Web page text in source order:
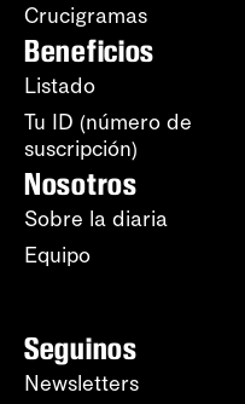
Crucigramas
Beneficios
Listado
Tu ID (número de
suscripción)
Nosotros
Sobre la diaria
Equipo
Seguinos
Newsletters